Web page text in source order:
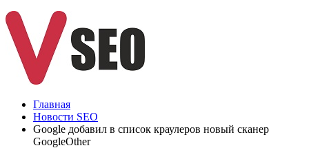
Главная
Новости SEO
Google добавил в список краулеров новый сканер
GoogleOther